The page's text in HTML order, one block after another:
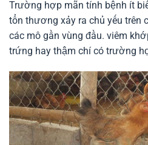
Trường hợp mãn tính bệnh ít
tổn thương xảy ra chủ yếu trên
các mô gần vùng đầu. viêm
trứng hay thậm chí có trường